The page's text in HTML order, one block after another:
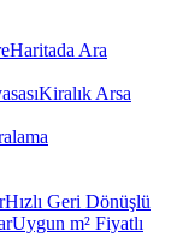
Haritada Ara
Kiralık Arsa
Hızlı Geri Dönüşlü
Uygun m² Fiyatlı